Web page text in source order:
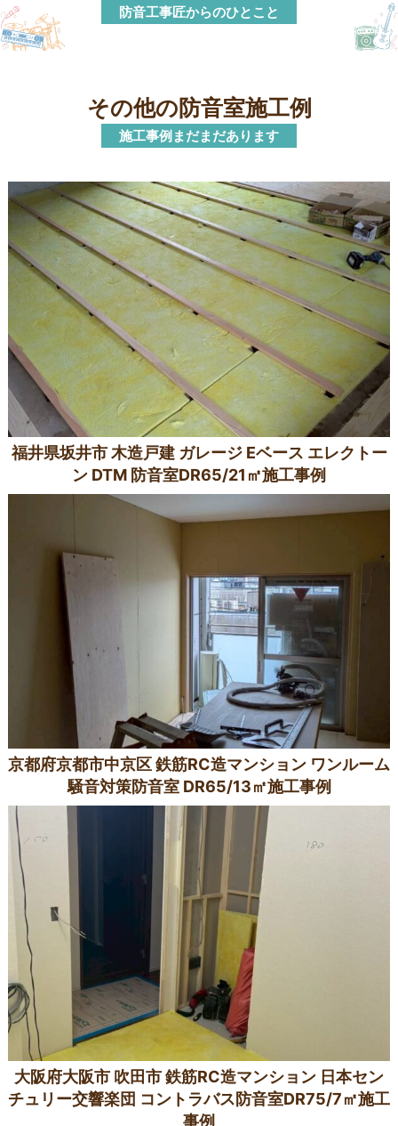
防音工事匠からのひとこと
その他の防音室施工例
施工事例まだまだあります
福井県坂井市 木造戸建 ガレージ Eベース エレクトー
ン DTM 防音室DR65/21㎡施工事例
京都府京都市中京区 鉄筋RC造マンション ワンルーム
騒音対策防音室 DR65/13㎡施工事例
大阪府大阪市 吹田市 鉄筋RC造マンション 日本セン
チュリー交響楽団 コントラバス防音室DR75/7㎡施工
事例